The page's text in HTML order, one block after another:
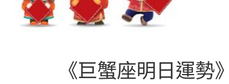
《巨蟹座明日運